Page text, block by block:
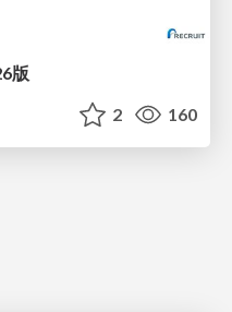
版
2 160